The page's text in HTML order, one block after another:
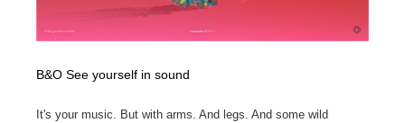
B&O See yourself in sound
It's your music. But with arms. And legs. And some wild